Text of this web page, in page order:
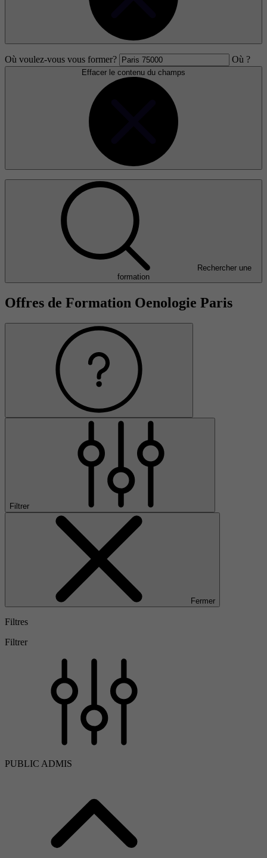
Où voulez-vous vous former? Où ?
Effacer le contenu du champs
Rechercher une
formation
Offres de Formation Oenologie Paris
Filtrer
Fermer
Filtres
Filtrer
PUBLIC ADMIS